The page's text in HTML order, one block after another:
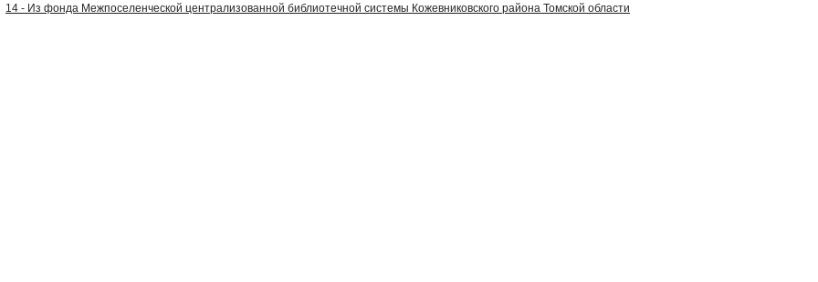
14 - Из фонда Межпоселенческой централизованной библиотечной системы Кожевниковского района Томской области